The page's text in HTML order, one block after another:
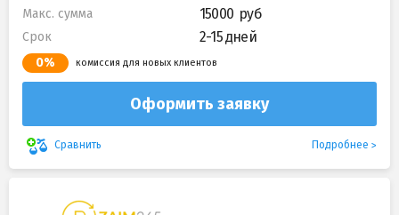
Макс. сумма 15000
Срок 2-15 дней
0% комиссия для новых клиентов
Оформить заявку
Сравнить Подробнее